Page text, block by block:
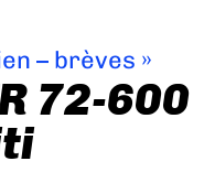
– brèves »
72-600